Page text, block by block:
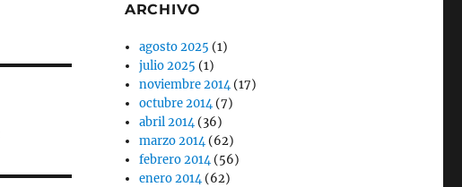
ARCHIVO
agosto 2025 (1)
julio 2025 (1)
noviembre 2014(17)
octubre 2014(7)
abril 2014(36)
marzo 2014(62)
febrero 2014(56)
enero 2014(62)